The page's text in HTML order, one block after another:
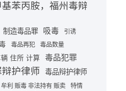
苯丙胺，福州毒辩
制造毒品罪 吸毒 引诱
毒品再犯 毒品数量
住所 计算 毒品犯罪
护律师 毒品辩护律师
牟利 贩毒 非法持有 贩卖 特情